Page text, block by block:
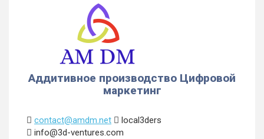
Аддитивное производство Цифровой
маркетинг
contact@amdm.net
local3ders
info@3d-ventures.com